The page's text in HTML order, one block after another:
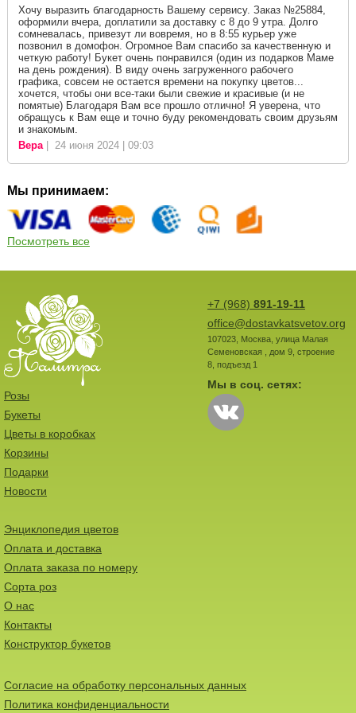
Хочу выразить благодарность Вашему сервису. Заказ №25884,
оформили вчера, доплатили за доставку с 8 до 9 утра. Долго
сомневалась, привезут ли вовремя, но в 8:55 курьер уже
позвонил в домофон. Огромное Вам спасибо за качественную и
четкую работу! Букет очень понравился (один из подарков Маме
на день рождения). В виду очень загруженного рабочего
графика, совсем не остается времени на покупку цветов...
хочется, чтобы они все-таки были свежие и красивые (и не
помятые) Благодаря Вам все прошло отлично! Я уверена, что
обращусь к Вам еще и точно буду рекомендовать своим друзьям
и знакомым.
Вера| 24 июня 2024 | 09:03
Мы принимаем:
Посмотреть все
+7 (968) 891-19-11
office@dostavkatsvetov.org
107023, Москва, улица Малая
Семеновская , дом 9, строение
8, подъезд 1
Мы в соц. сетях:
Розы
Букеты
Цветы в коробках
Корзины
Подарки
Новости
Энциклопедия цветов
Оплата и доставка
Оплата заказа по номеру
Сорта роз
О нас
Контакты
Конструктор букетов
Согласие на обработку персональных данных
Политика конфиденциальности